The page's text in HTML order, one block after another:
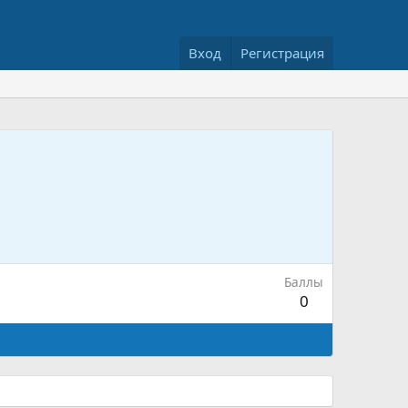
Вход Регистрация
Баллы
0